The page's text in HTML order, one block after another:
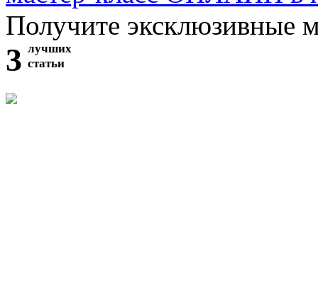
Получите эксклюзивные
3 лучших
статьи